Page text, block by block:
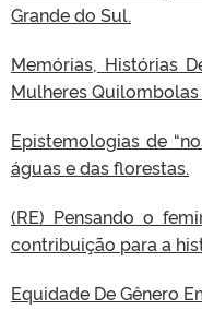
Grande do Sul.
Memórias, Histórias
Mulheres
Epistemologias de
águas e das florestas.
(RE) Pensando o
contribuição para a
Equidade De Gênero